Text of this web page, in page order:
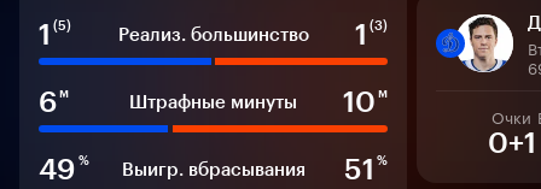
1 (5) Реализ. большинство 1 (3)
6м Штрафные минуты 10 м
49 % Выигр. вбрасывания 51 %
Очки
0+1